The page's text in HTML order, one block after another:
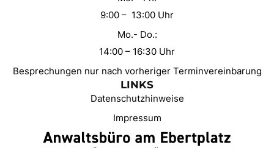
9:00 – 13:00 Uhr
Mo.- Do.:
14:00 – 16:30 Uhr
Besprechungen nur nach vorheriger Terminvereinbarung
LINKS
Datenschutzhinweise
Impressum